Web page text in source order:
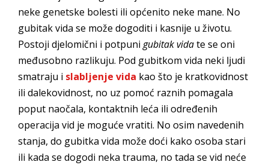
neke genetske bolesti ili općenito neke mane. No
gubitak vida se može dogoditi i kasnije u životu.
Postoji djelomični i potpuni gubitak vidate se oni
međusobno razlikuju. Pod gubitkom vida neki ljudi
smatraju i slabljenje vida kao što je kratkovidnost
ili dalekovidnost, no uz pomoć raznih pomagala
poput naočala, kontaktnih leća ili određenih
operacija vid je moguće vratiti. No osim navedenih
stanja, do gubitka vida može doći kako osoba stari
ili kada se dogodi neka trauma, no tada se vid neće